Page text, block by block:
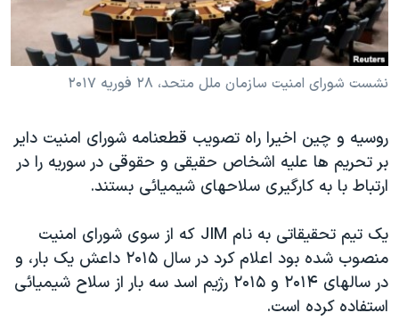
فرهنگ و زندگی
حقوق شهروندی
اقتصادی
اسرائیل در جنگ
گالری عکس
مستندها
انتخابات ریاست جمهوری آمریکا ۲۰۲۴
حمله جمهوری اسلامی به اسرائیل
ورزش زنان در ایران
اعتراضات زن، زندگی، آزادی
تریبونال مردمی آبان ۹۸
دادگاه حمید نوری
چهل سال گروگان‌گیری
دنبال کنید
زبانهای مختلف
نشست شورای امنیت سازمان ملل متحد، ۲۸ فوریه ۲۰۱۷
روسیه و چین اخیرا راه تصویب قطعنامه شورای امنیت دایر
بر تحریم ها علیه اشخاص حقیقی و حقوقی در سوریه را در
ارتباط با به کارگیری سلاحهای شیمیائی بستند.
یک تیم تحقیقاتی به نام JIM که از سوی شورای امنیت
منصوب شده بود اعلام کرد در سال ۲۰۱۵ داعش یک بار، و
در سالهای ۲۰۱۴ و ۲۰۱۵ رژیم اسد سه بار از سلاح شیمیائی
استفاده کرده است.